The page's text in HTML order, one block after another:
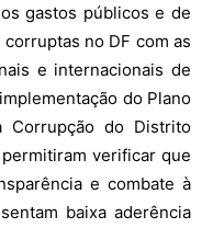
gastos públicos e de
no DF com as
e internacionais de
do Plano
Corrupção do Distrito
verificar que
e combate à
baixa aderência